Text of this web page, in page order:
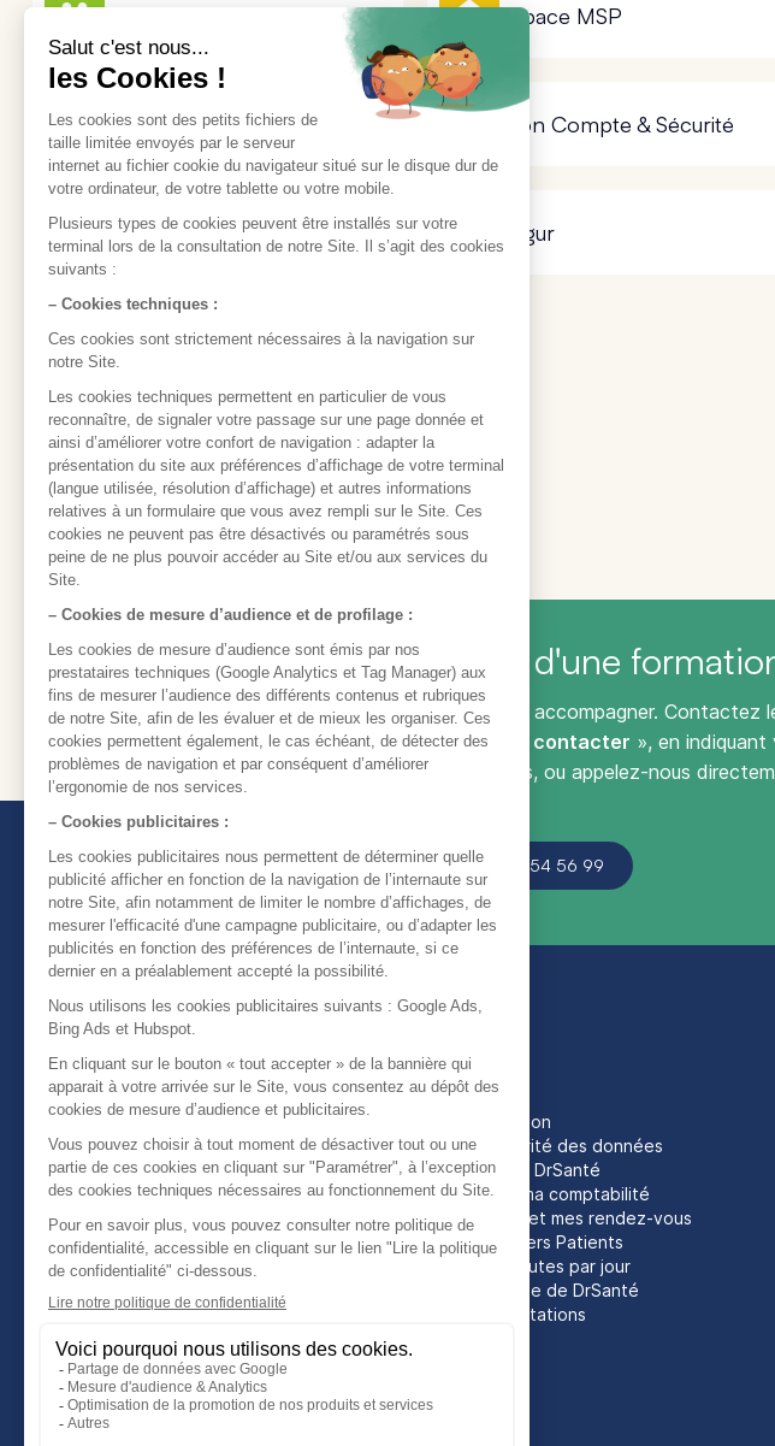
Espace MSP
Installation & Matériel Mon Compte & Sécurité
Première utilisation Ségur
Téléservices
Besoin d'aide ou d'une
Notre équipe est là pour vous accompagner. Contactez
support via le bouton «Nous contacter », en indiquant
demande et vos disponibilités, ou appelez-nous
Nous contacter 05 35 54 56 99
La gestion médicale,
version smart !
Nos rubriques
Semaine de Formation
Assistance et sécurité des données
Bien démarrer avec DrSanté
Facturer et suivre ma comptabilité
Gérer mon agenda et mes rendez-vous
Maitriser mes dossiers Patients
Me former en 5 minutes par jour
Optimiser mon usage de DrSanté
Réaliser mes consultations